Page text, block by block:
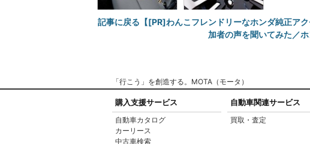
記事に戻る【[PR]わんこフレンドリーなホンダ純正ア
加者の声を聞いてみた／
「行こう」を創造する。MOTA（モータ）
購入支援サービス
自動車カタログ
カーリース
中古車検索
自動車関連サービス
買取・査定